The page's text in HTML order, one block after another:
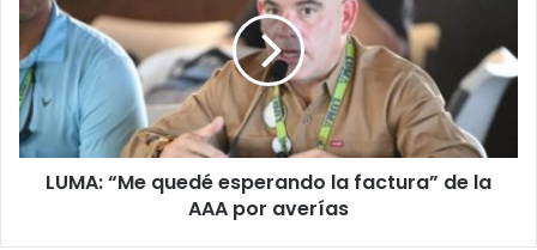
quedé
esperando
la
factura”
de
la
AAA
LUMA: “Me quedé esperando la factura” de la
AAA por averías